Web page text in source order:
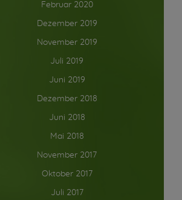
Februar 2020
Dezember 2019
November 2019
Juli 2019
Juni 2019
Dezember 2018
Juni 2018
Mai 2018
November 2017
Oktober 2017
Juli 2017